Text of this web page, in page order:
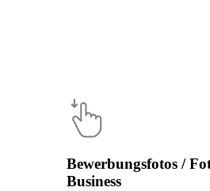
Bewerbungsfotos /
Business